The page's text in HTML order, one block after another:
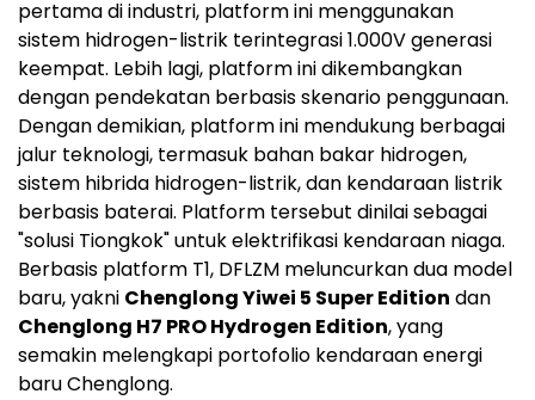
pertama di industri, platform ini menggunakan
sistem hidrogen-listrik terintegrasi 1.000V generasi
keempat. Lebih lagi, platform ini dikembangkan
dengan pendekatan berbasis skenario penggunaan.
Dengan demikian, platform ini mendukung berbagai
jalur teknologi, termasuk bahan bakar hidrogen,
sistem hibrida hidrogen-listrik, dan kendaraan listrik
berbasis baterai. Platform tersebut dinilai sebagai
"solusi Tiongkok" untuk elektrifikasi kendaraan niaga.
Berbasis platform T1, DFLZM meluncurkan dua model
baru, yakni Chenglong Yiwei 5 Super Edition dan
Chenglong H7 PRO Hydrogen Edition, yang
semakin melengkapi portofolio kendaraan energi
baru Chenglong.